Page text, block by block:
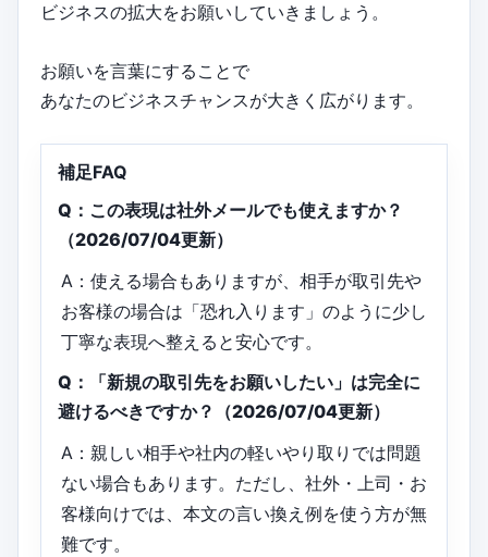
ビジネスの拡大をお願いしていきましょう。
お願いを言葉にすることで
あなたのビジネスチャンスが大きく広がります。
補足FAQ
Q：この表現は社外メールでも使えますか？
（2026/07/04更新）
A：使える場合もありますが、相手が取引先や
お客様の場合は「恐れ入ります」のように少し
丁寧な表現へ整えると安心です。
Q：「新規の取引先をお願いしたい」は完全に
避けるべきですか？（2026/07/04更新）
A：親しい相手や社内の軽いやり取りでは問題
ない場合もあります。ただし、社外・上司・お
客様向けでは、本文の言い換え例を使う方が無
難です。